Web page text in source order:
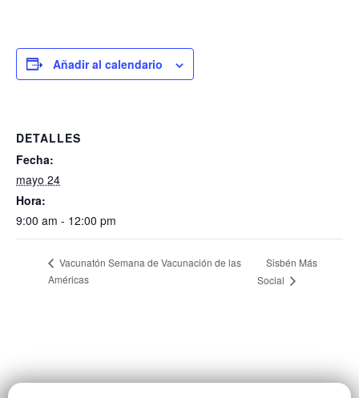
Añadir al calendario
DETALLES
Fecha:
mayo 24
Hora:
9:00 am - 12:00 pm
Vacunatón Semana de Vacunación de las
Américas
Sisbén Más
Social